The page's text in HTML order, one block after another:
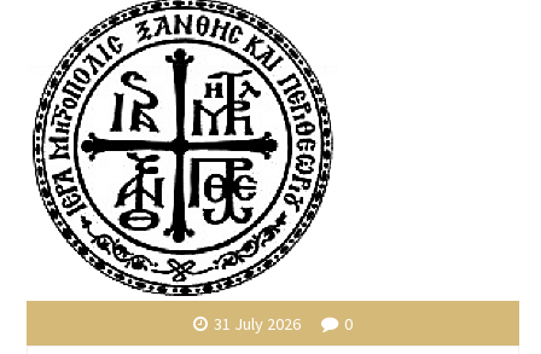
31 July 2026 0